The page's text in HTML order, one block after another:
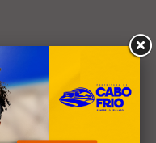
lança
de redação para
do ensino médio
Frio